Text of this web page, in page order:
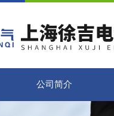
公司简介